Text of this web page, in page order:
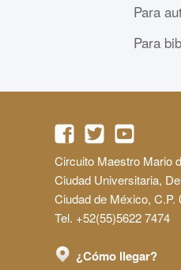
Para
Para
Circuito Maestro Mario
Ciudad Universitaria,
Ciudad de México, C.P.
Tel. +52(55)5622 7474
¿Cómo llegar?